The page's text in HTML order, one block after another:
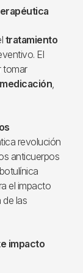
tratamiento
El
tomar
,
revolución
anticuerpos
el impacto
de las
impacto